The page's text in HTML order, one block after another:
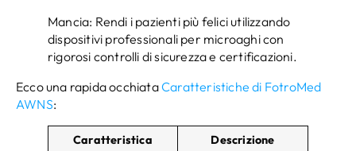
Mancia: Rendi i pazienti più felici utilizzando
dispositivi professionali per microaghi con
rigorosi controlli di sicurezza e certificazioni.
Ecco una rapida occhiataCaratteristiche di FotroMed
AWNS:
Caratteristica
Descrizione